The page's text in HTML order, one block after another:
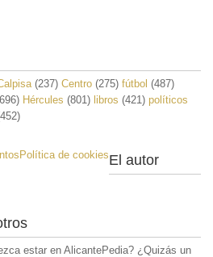
(237) Centro (275) fútbol (487)
Hércules (801) libros (421) políticos
Política de cookiesEl autor
estar en AlicantePedia? ¿Quizás un